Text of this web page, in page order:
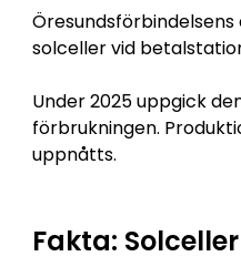
solceller vid
Under 2025 uppgick
förbrukningen.
uppnåtts.
Fakta: